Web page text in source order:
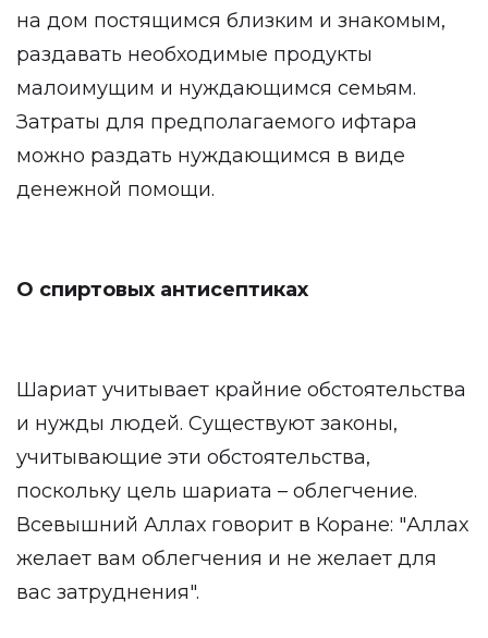
на дом постящимся близким и знакомым,
раздавать необходимые продукты
малоимущим и нуждающимся семьям.
Затраты для предполагаемого ифтара
можно раздать нуждающимся в виде
денежной помощи.
О спиртовых антисептиках
Шариат учитывает крайние обстоятельства
и нужды людей. Существуют законы,
учитывающие эти обстоятельства,
поскольку цель шариата – облегчение.
Всевышний Аллах говорит в Коране: "Аллах
желает вам облегчения и не желает для
вас затруднения".